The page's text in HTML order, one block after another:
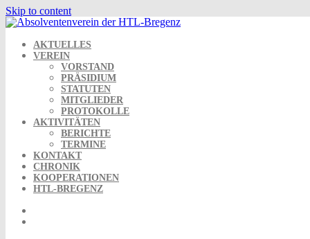
Skip to content
AKTUELLES
VEREIN
VORSTAND
PRÄSIDIUM
STATUTEN
MITGLIEDER
PROTOKOLLE
AKTIVITÄTEN
BERICHTE
TERMINE
KONTAKT
CHRONIK
KOOPERATIONEN
HTL-BREGENZ